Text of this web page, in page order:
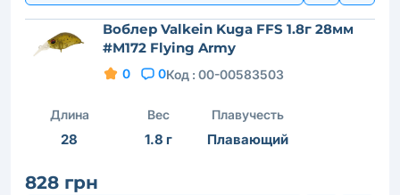
Воблер Valkein Kuga FFS 1.8г 28мм
#M172 Flying Army
0 0Код : 00-00583503
Длина
28
Вес
1.8 г
Плавучесть
Плавающий
828 грн